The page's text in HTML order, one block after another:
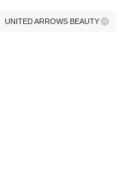
UNITED ARROWS BEAUTY